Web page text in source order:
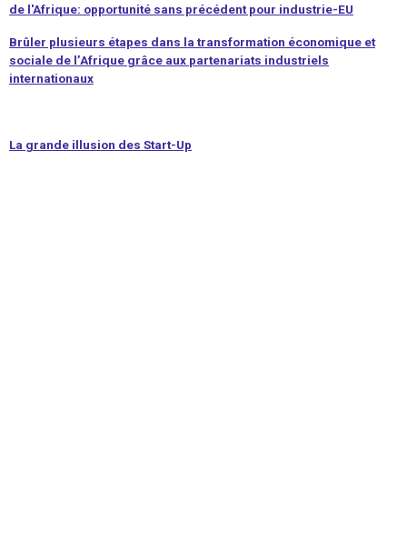
de l'Afrique: opportunité sans précédent pour industrie-EU
Brûler plusieurs étapes dans la transformation économique et
sociale de l’Afrique grâce aux partenariats industriels
internationaux
La grande illusion des Start-Up